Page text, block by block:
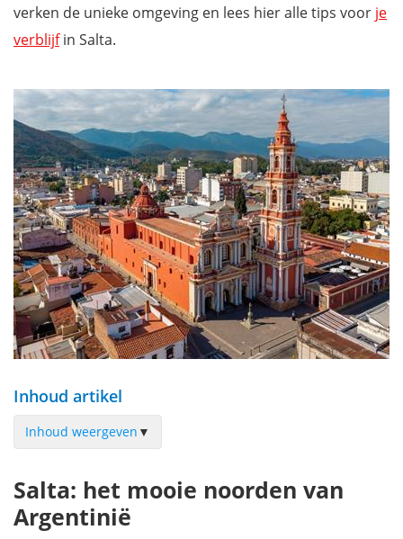
verken de unieke omgeving en lees hier alle tips voor je
verblijfin Salta.
Inhoud artikel
Inhoud weergeven ▼
Catedral Basílica de Salta
Sfeervol centrum
Salta: het mooie noorden van
Argentinië